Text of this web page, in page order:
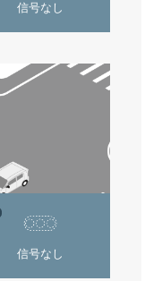
信号なし
信号なし